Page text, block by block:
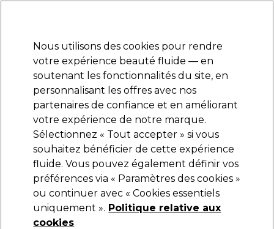
Se connecter
Marques Bons plans Coiffure Electro et Matériel
Livraison et délais
lire la suite
Andreia Professional
Andreia Professional Pro Lampe Revolution -
Lampe LED
79,99 €
Nous utilisons des cookies pour rendre
votre expérience beauté fluide — en
soutenant les fonctionnalités du site, en
personnalisant les offres avec nos
partenaires de confiance et en améliorant
votre expérience de notre marque.
Sélectionnez « Tout accepter » si vous
souhaitez bénéficier de cette expérience
fluide. Vous pouvez également définir vos
préférences via « Paramètres des cookies »
ou continuer avec « Cookies essentiels
uniquement ». Politique relative aux
cookies